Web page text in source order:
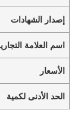
إصدار الشهادات
اسم العلامة
الأسعار
الحد الأدنى لكمية